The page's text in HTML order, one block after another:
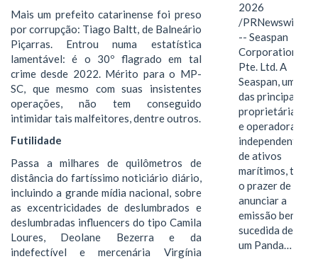
Mais um prefeito catarinense foi preso
por corrupção: Tiago Baltt, de Balneário
Piçarras. Entrou numa estatística
lamentável: é o 30º flagrado em tal
crime desde 2022. Mérito para o MP-
SC, que mesmo com suas insistentes
operações, não tem conseguido
intimidar tais malfeitores, dentre outros.
Futilidade
Passa a milhares de quilômetros de
distância do fartíssimo noticiário diário,
incluindo a grande mídia nacional, sobre
as excentricidades de deslumbrados e
deslumbradas influencers do tipo Camila
Loures, Deolane Bezerra e da
indefectível e mercenária Virgínia
2026
/PRNewswire/
-- Seaspan
Corporation
Pte. Ltd. A
Seaspan, uma
das principais
proprietárias
e operadoras
independentes
de ativos
marítimos, tem
o prazer de
anunciar a
emissão bem-
sucedida de
um Panda…